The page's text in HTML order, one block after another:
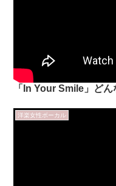
「In Your Smile」ど
洋楽女性ボーカル